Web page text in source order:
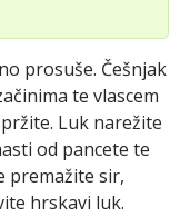
prosuše. Češnjak
te vlascem
Luk narežite
od pancete te
premažite sir,
hrskavi luk.